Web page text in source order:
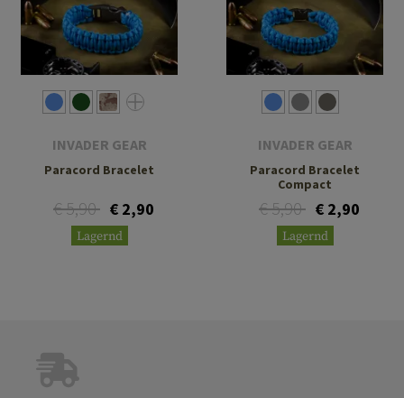
INVADER GEAR
Paracord Bracelet
€ 5,90 € 2,90
Lagernd
INVADER GEAR
Paracord Bracelet
Compact
€ 5,90 € 2,90
Lagernd